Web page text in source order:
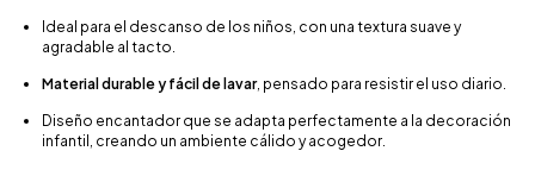
Ideal para el descanso de los niños, con una textura suave y
agradable al tacto.
Material durable y fácil de lavar, pensado para resistir el uso diario.
Diseño encantador que se adapta perfectamente a la decoración
infantil, creando un ambiente cálido y acogedor.